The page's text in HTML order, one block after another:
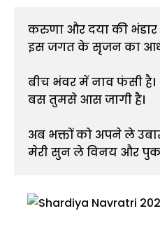
करुणा और दया की भंडार
इस जगत के सृजन का
बीच भंवर में नाव फंसी है।
बस तुमसे आस जागी है।
अब भक्तों को अपने ले उबार
मेरी सुन ले विनय और